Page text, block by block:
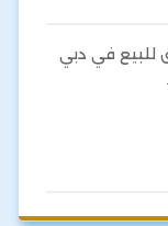
للبيع في دبي